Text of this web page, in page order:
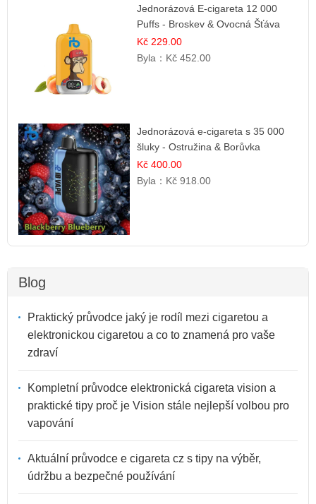
Jednorázová E-cigareta 12 000
Puffs - Broskev & Ovocná Šťáva
Kč 229.00
Byla： Kč 452.00
Jednorázová e-cigareta s 35 000
šluky - Ostružina & Borůvka
Kč 400.00
Byla： Kč 918.00
Blog
Praktický průvodce jaký je rodíl mezi cigaretou a
elektronickou cigaretou a co to znamená pro vaše
zdraví
Kompletní průvodce elektronická cigareta vision a
praktické tipy proč je Vision stále nejlepší volbou pro
vapování
Aktuální průvodce e cigareta cz s tipy na výběr,
údržbu a bezpečné používání